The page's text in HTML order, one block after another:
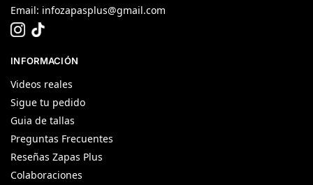
Email: infozapasplus@gmail.com
INFORMACIÓN
Videos reales
Sigue tu pedido
Guia de tallas
Preguntas Frecuentes
Reseñas Zapas Plus
Colaboraciones